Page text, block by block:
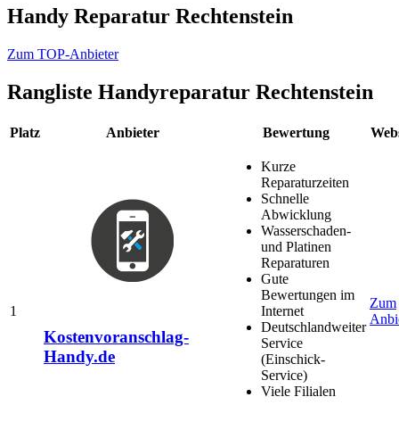
Handy Reparatur Rechtenstein
Zum TOP-Anbieter
Rangliste Handyreparatur Rechtenstein
Platz Anbieter Bewertung
1
Kostenvoranschlag-
Handy.de
Kurze
Reparaturzeiten
Schnelle
Abwicklung
Wasserschaden-
und Platinen
Reparaturen
Gute
Bewertungen im
Internet
Deutschlandweiter
Service
(Einschick-
Service)
Viele Filialen
Zum